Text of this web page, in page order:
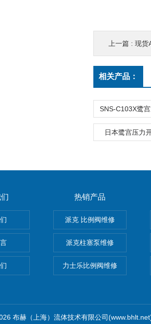
上一篇 : 现货
相关产品：
SNS-C103X鹭
日本鹭宫压力
热销产品
派克 比例阀维修
派克柱塞泵维修
力士乐比例阀维修
布赫（上海）流体技术有限公司